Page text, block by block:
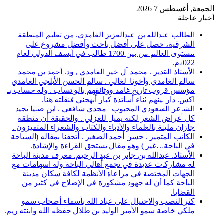
الجمعة, أغسطس 7 2026
أخبار عاجلة
الطالب عبدالله بن عبدالعزيز الغامدي. من تعليم المنطقة
الشرقية، حصل على أفضل باحث وأفضل مشروع على
مستوى العالم من بين 1700 طالب في آيسف الدولي لعام
2022م.
الأستاذ القدير . محمد آل خير الغامدي , ود. أحمد بن محمد
سالم الغامدي وأخونا الغالي . سالم الحسن الأبلجي الغامدي
مؤسس قروب تاريخ غامد ووثائقهم بالواتساب . وله حساب بـ
اكس. دار بينهم ثناء أساتذة كبار أبهجني فنقلته هنا.
الشاعر السعودي المحبوب . مجدي شافعي . ابن صبيا يجيد
كل أغراض الشعر لكنه يميل للغزلي . والحقيقة أن منطقة
جازان مليئة بالعلماء والأدباء والكتاب والشعراء المتميزون .
الكاتب المتميز . حسن أحمد الصغير . أتحفنا بمقاله (السياحة
في الباحة…غير ) وهو مقال يستحق القراءة والإشادة.
الأستاذ. عبدالله بن جابر بن عبد الرحيم. معرف مدينة الباحة
له مشاركات عديدة في تجمع أهالي الباحة وله اسهامات مع
الجهات المختصة في مراعاة الأنظمة لكافة سكان مدينة
الباحة كما أن له جهود مشكورة في الإصلاح في كثير من
القضايا.
كثر النصب والاحتيال على عباد الله بأسماء أصحاب سمو
ملكي خاصة سمو الأمير الوليد بن طلال حفظه الله وابنته ريم.